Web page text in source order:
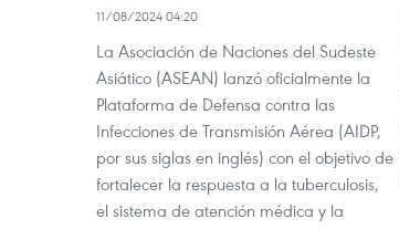
11/08/2024 04:20
La Asociación de Naciones del Sudeste
Asiático (ASEAN) lanzó oficialmente la
Plataforma de Defensa contra las
Infecciones de Transmisión Aérea (AIDP,
por sus siglas en inglés) con el objetivo de
fortalecer la respuesta a la tuberculosis,
el sistema de atención médica y la